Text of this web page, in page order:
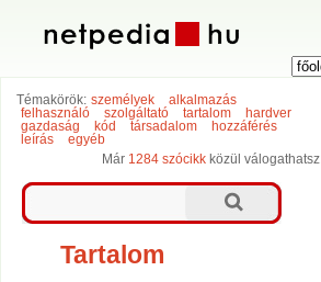
Témakörök: személyek
alkalmazás
felhasználó
szolgáltató tartalom
hardver
gazdaság
kód társadalom
hozzáférés
leírás
egyéb
Már 1284 szócikk közül válogathatsz.
Tartalom